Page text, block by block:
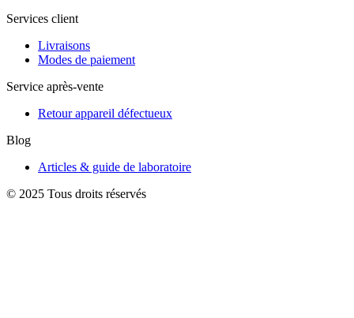
Services client
Livraisons
Modes de paiement
Service après-vente
Retour appareil défectueux
Blog
Articles & guide de laboratoire
© 2025 Tous droits réservés